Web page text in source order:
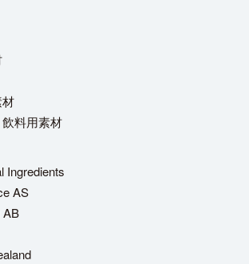
料用素材
Ingredients
AS
AB